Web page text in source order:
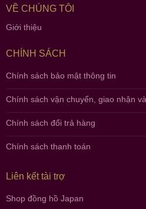
VỀ CHÚNG TÔI
Giới thiệu
CHÍNH SÁCH
Chính sách bảo mật thông tin
Chính sách vận chuyển, giao nhận
Chính sách đổi trả hàng
Chính sách thanh toán
Liên kết tài trợ
Shop đồng hồ Japan